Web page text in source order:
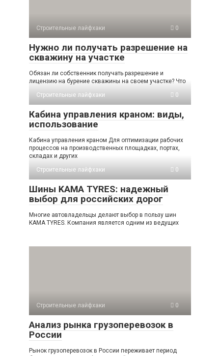
Строительные лайфхаки 0
Нужно ли получать разрешение на
скважину на участке
Обязан ли собственник получать разрешение и
лицензию на бурение скважины на своем участке? Что
Строительные лайфхаки
0
Кабина управления краном: виды,
использование
Кабина управления краном Для оптимизации рабочих
процессов на производственных площадках, портах,
складах и других
Строительные лайфхаки
0
Шины KAMA TYRES: надежный
выбор для российских дорог
Многие автовладельцы делают выбор в пользу шин
KAMA TYRES. Компания является одним из ведущих
Строительные лайфхаки 0
Анализ рынка грузоперевозок в
России
Рынок грузоперевозок в России переживает период